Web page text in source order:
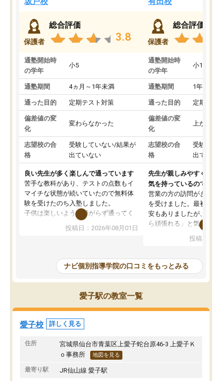
保護者
総合評価
3.8
通塾開始時
の学年
小5
通塾期間 4ヵ月～1年未満
通った目的 定期テスト対策
偏差値の変
化
変わらなかった
志望校の合
格
受験していない/結果が
出ていない
良い先生が多く楽しんで通っています
苦手な教科があり、テストの点数もイ
マイチな状態が続いていたので無料体
験を受けたのち入塾しました。
子供は楽しいようで嫌がらず通ってく
先生は良い方が多く、いつも笑顔で対
教室は少し狭い印象なので夜の時間帯
など生徒さんが多い時間帯は手狭では
ないかな？と感じます。
また駅前にあるのでアクセスは良いで
すが駐車場がないのでお迎えの際に近
隣のコインパーキングを利用または路
上駐車をするしかない点が少し不便で
投稿日：2026年08月01日
保護者
総合評価
通塾開始時
の学年
小1
通塾期間 1年以上
通った目的 定期テス
偏差値の変
化
上がった
志望校の合
格
受験して
出ていな
先生が親しみやすく勉強
気を持っているので安心
営業の方の訪問がきっか
を受けました。最初は続
安もありましたが、子ど
ら頑張れる」と気に入り
ても分かりやすく、学
方を丁寧に教えてくださ
が深まっていると感じま
熱心で、一人ひとりの苦
前より勉強に前向きに取
りたいと思える塾です。
投稿日：
ナビ個別指導学院の口コミをもっとみる
愛子駅の教室一覧
愛子校 詳しく見る
住所
宮城県仙台市青葉区上愛子蛇台原46-3 上愛子Ｋ
ｏ事務所
地図を見る
最寄り駅 JR仙山線 愛子駅